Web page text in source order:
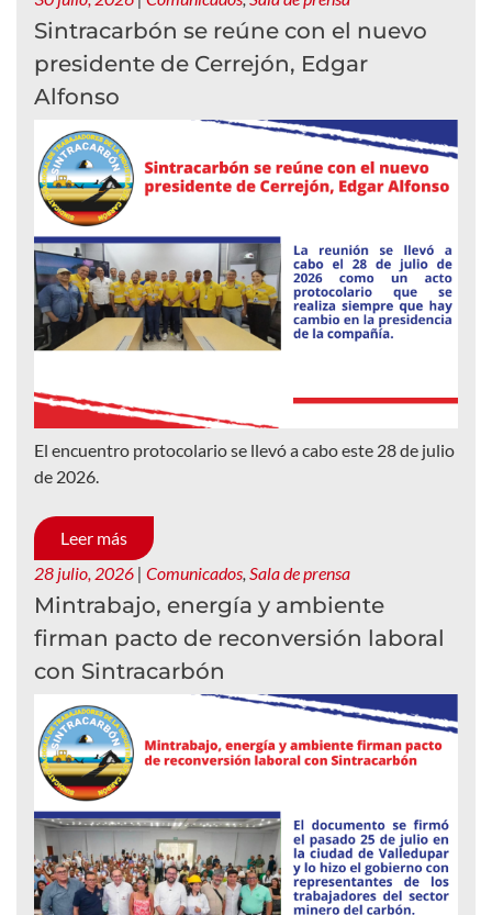
Sintracarbón se reúne con el nuevo
presidente de Cerrejón, Edgar
Alfonso
El encuentro protocolario se llevó a cabo este 28 de julio
de 2026.
Leer más
28 julio, 2026 | Comunicados, Sala de prensa
Mintrabajo, energía y ambiente
firman pacto de reconversión laboral
con Sintracarbón